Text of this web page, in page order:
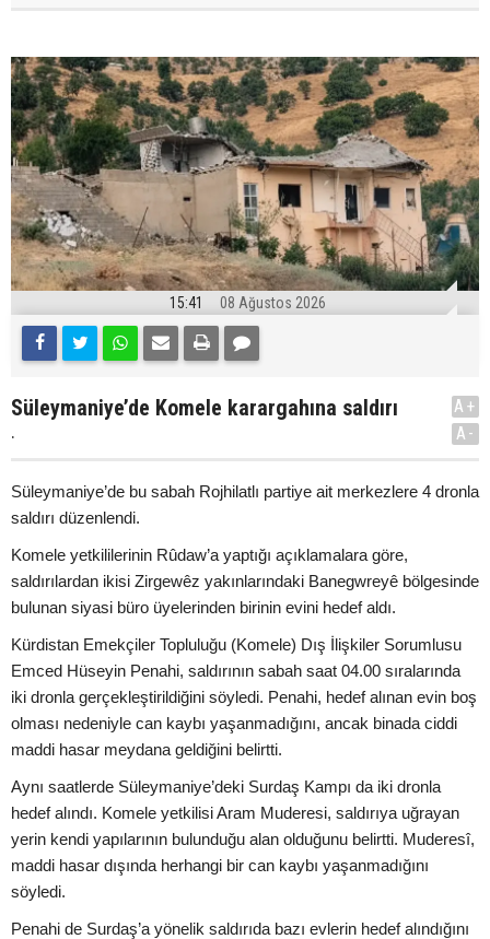
15:41 08 Ağustos 2026
Süleymaniye’de Komele karargahına saldırı
.
A+
A-
Süleymaniye’de bu sabah Rojhilatlı partiye ait merkezlere 4 dronla
saldırı düzenlendi.
Komele yetkililerinin Rûdaw’a yaptığı açıklamalara göre,
saldırılardan ikisi Zirgewêz yakınlarındaki Banegwreyê bölgesinde
bulunan siyasi büro üyelerinden birinin evini hedef aldı.
Kürdistan Emekçiler Topluluğu (Komele) Dış İlişkiler Sorumlusu
Emced Hüseyin Penahi, saldırının sabah saat 04.00 sıralarında
iki dronla gerçekleştirildiğini söyledi. Penahi, hedef alınan evin boş
olması nedeniyle can kaybı yaşanmadığını, ancak binada ciddi
maddi hasar meydana geldiğini belirtti.
Aynı saatlerde Süleymaniye’deki Surdaş Kampı da iki dronla
hedef alındı. Komele yetkilisi Aram Muderesi, saldırıya uğrayan
yerin kendi yapılarının bulunduğu alan olduğunu belirtti. Muderesî,
maddi hasar dışında herhangi bir can kaybı yaşanmadığını
söyledi.
Penahi de Surdaş’a yönelik saldırıda bazı evlerin hedef alındığını